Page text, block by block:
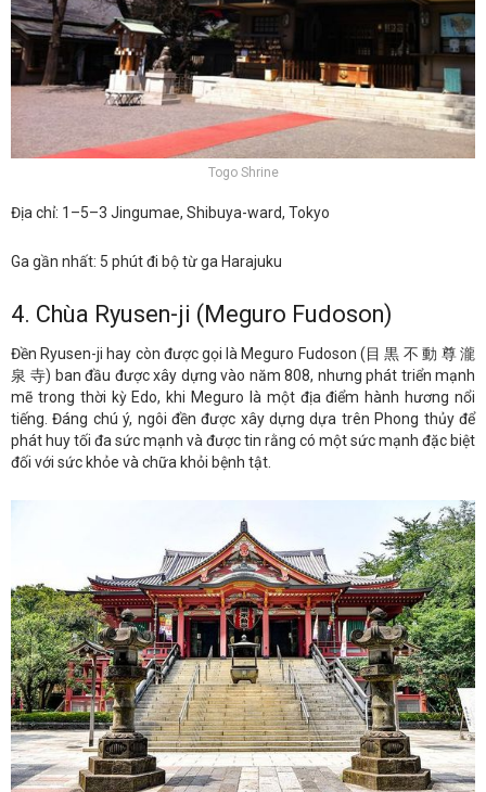
Togo Shrine
Địa chỉ: 1–5–3 Jingumae, Shibuya-ward, Tokyo
Ga gần nhất: 5 phút đi bộ từ ga Harajuku
4. Chùa Ryusen-ji (Meguro Fudoson)
Đền Ryusen-ji hay còn được gọi là Meguro Fudoson (目 黒 不 動 尊 瀧
泉 寺) ban đầu được xây dựng vào năm 808, nhưng phát triển mạnh
mẽ trong thời kỳ Edo, khi Meguro là một địa điểm hành hương nổi
tiếng. Đáng chú ý, ngôi đền được xây dựng dựa trên Phong thủy để
phát huy tối đa sức mạnh và được tin rằng có một sức mạnh đặc biệt
đối với sức khỏe và chữa khỏi bệnh tật.